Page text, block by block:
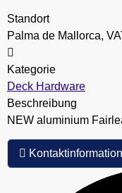
Standort
Palma de Mallorca,
Kategorie
Deck Hardware
Beschreibung
NEW aluminium